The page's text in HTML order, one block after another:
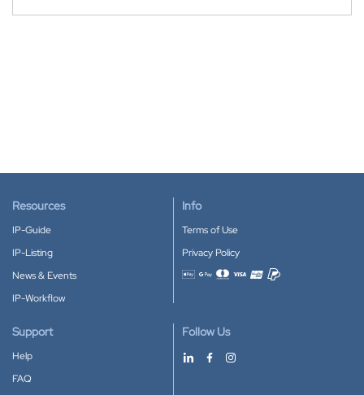
Resources
IP-Guide
IP-Listing
News & Events
IP-Workflow
Info
Terms of Use
Privacy Policy
Accepted payment methods
Support
Help
FAQ
Follow Us